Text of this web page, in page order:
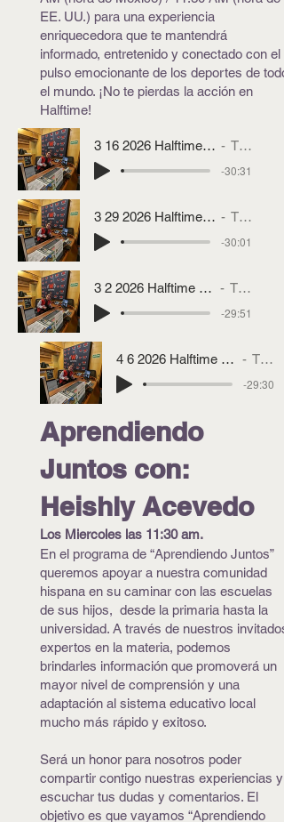
EE. UU.) para una experiencia
enriquecedora que te mantendrá
informado, entretenido y conectado con el
pulso emocionante de los deportes de todo
el mundo. ¡No te pierdas la acción en
Halftime!
3 16 2026 Halftime Con Tristan Deportes
TRISTAN
-30:31
3 29 2026 Halftime Con Tristan Deportes
TRISTAN
-30:01
3 2 2026 Halftime Con Tristan Deportes
TRISTAN
-29:51
4 6 2026 Halftime con Tristan Deportes
TRISTAN
-29:30
Aprendiendo
Juntos con:
Heishly Acevedo
Los Miercoles las 11:30 am.
En el programa de “Aprendiendo Juntos”
queremos apoyar a nuestra comunidad
hispana en su caminar con las escuelas
de sus hijos, desde la primaria hasta la
universidad. A través de nuestros invitados
expertos en la materia, podemos
brindarles información que promoverá un
mayor nivel de comprensión y una
adaptación al sistema educativo local
mucho más rápido y exitoso.
Será un honor para nosotros poder
compartir contigo nuestras experiencias y
escuchar tus dudas y comentarios. El
objetivo es que vayamos “Aprendiendo